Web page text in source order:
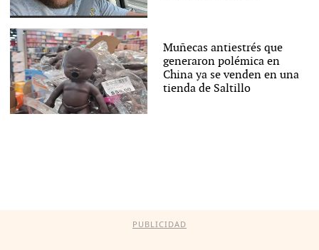
Muñecas antiestrés que
generaron polémica en
China ya se venden en una
tienda de Saltillo
PUBLICIDAD